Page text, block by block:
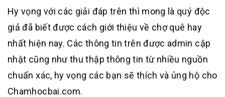
Hy vọng với các giải đáp trên thì mong là quý độc
giả đã biết được cách giới thiệu về chợ quê hay
nhất hiện nay. Các thông tin trên được admin cập
nhật cũng như thu thập thông tin từ nhiều nguồn
chuẩn xác, hy vọng các bạn sẽ thích và ủng hộ cho
Chamhocbai.com.